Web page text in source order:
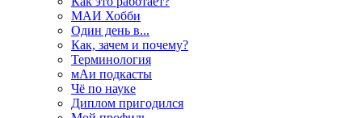
МАИ Хобби
Один день в...
Как, зачем и почему?
Терминология
мАи подкасты
Чё по науке
Диплом пригодился